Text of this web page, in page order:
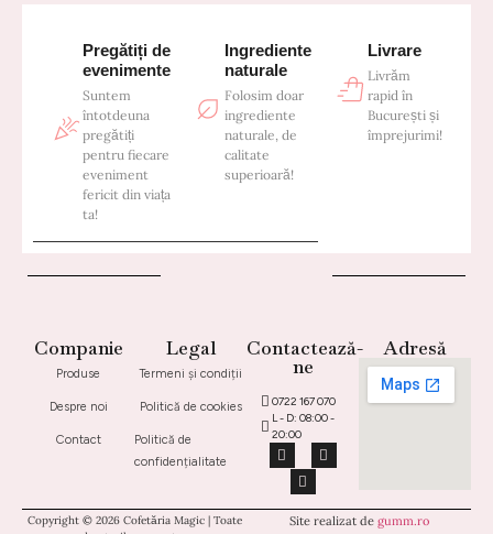
Pregătiți de
evenimente
Suntem
întotdeuna
pregătiți
pentru fiecare
eveniment
fericit din viața
ta!
Ingrediente
naturale
Folosim doar
ingrediente
naturale, de
calitate
superioară!
Livrare
Livrăm
rapid în
București și
împrejurimi!
Contactează-
ne
0722 167 070
L - D: 08:00 -
20:00
Companie
Produse
Despre noi
Contact
Legal
Termeni și condiții
Politică de cookies
Politică de
confidențialitate
Adresă
Copyright © 2026 Cofetăria Magic | Toate
Site realizat de gumm.ro